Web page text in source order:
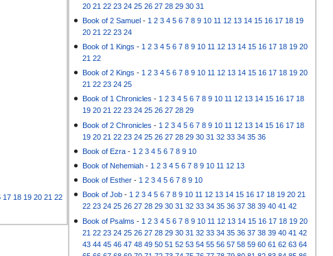
20 21 22 23 24 25 26 27 28 29 30 31
Book of 2 Samuel - 1 2 3 4 5 6 7 8 9 10 11 12 13 14 15 16 17 18 19
20 21 22 23 24
Book of 1 Kings - 1 2 3 4 5 6 7 8 9 10 11 12 13 14 15 16 17 18 19 20
21 22
Book of 2 Kings - 1 2 3 4 5 6 7 8 9 10 11 12 13 14 15 16 17 18 19 20
21 22 23 24 25
Book of 1 Chronicles -1 2 3 4 5 6 7 8 9 10 11 12 13 14 15 16 17 18
19 20 21 22 23 24 25 26 27 28 29
Book of 2 Chronicles - 1 2 3 4 5 6 7 8 9 10 11 12 13 14 15 16 17 18
19 20 21 22 23 24 25 26 27 28 29 30 31 32 33 34 35 36
Book of Ezra - 1 2 3 4 5 6 7 8 9 10
Book of Nehemiah - 1 2 3 4 5 6 7 8 9 10 11 12 13
Book of Esther - 1 2 3 4 5 6 7 8 9 10
Book of Job -1 2 3 4 5 6 7 8 9 10 11 12 13 14 15 16 17 18 19 20 21
22 23 24 25 26 27 28 29 30 31 32 33 34 35 36 37 38 39 40 41 42
Book of Psalms - 1 2 3 4 5 6 7 8 9 10 11 12 13 14 15 16 17 18 19 20
21 22 23 24 25 26 27 28 29 30 31 32 33 34 35 36 37 38 39 40 41 42
43 44 45 46 47 48 49 50 51 52 53 54 55 56 57 58 59 60 61 62 63 64
17 18 19 20 21 22